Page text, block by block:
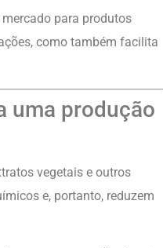
para produtos
como também facilita
uma produção
vegetais e outros
e, portanto, reduzem